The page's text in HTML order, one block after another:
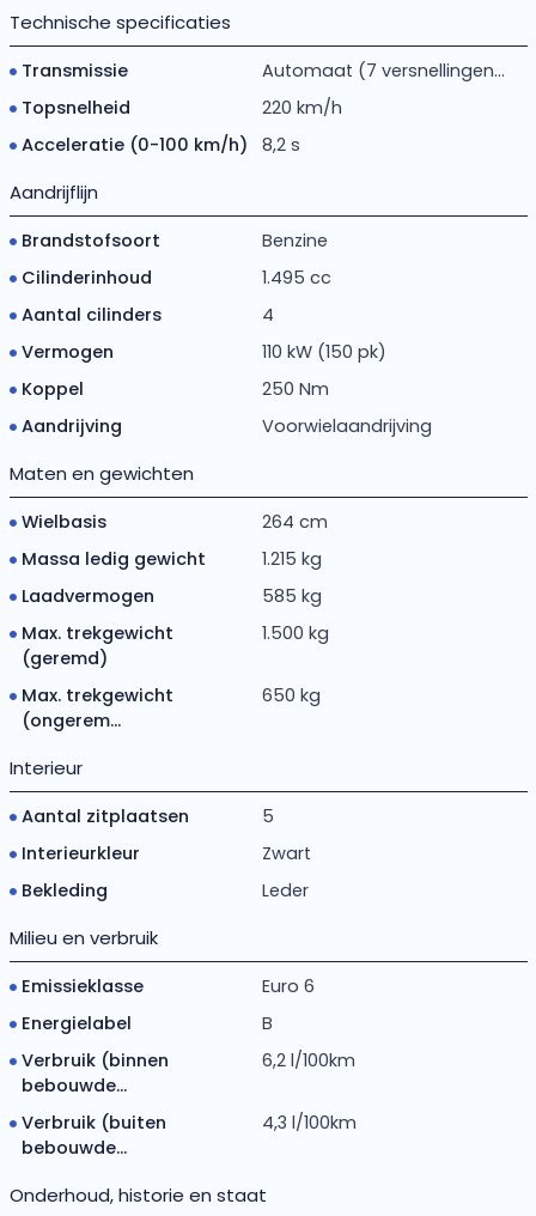
Technische specificaties
Transmissie
Automaat (7 versnellingen...
Topsnelheid
220 km/h
Acceleratie (0-100 km/h)
8,2 s
Aandrijflijn
Brandstofsoort
Benzine
Cilinderinhoud
1.495 cc
Aantal cilinders
4
Vermogen
110 kW (150 pk)
Koppel
250 Nm
Aandrijving
Voorwielaandrijving
Maten en gewichten
Wielbasis
264 cm
Massa ledig gewicht
1.215 kg
Laadvermogen
585 kg
Max. trekgewicht
(geremd)
1.500 kg
Max. trekgewicht
(ongerem...
650 kg
Interieur
Aantal zitplaatsen
5
Interieurkleur
Zwart
Bekleding
Leder
Milieu en verbruik
Emissieklasse
Euro 6
Energielabel
B
Verbruik (binnen
bebouwde...
6,2 l/100km
Verbruik (buiten
bebouwde...
4,3 l/100km
Onderhoud, historie en staat